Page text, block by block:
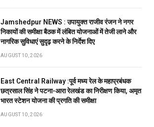
Jamshedpur NEWS : उपायुक्त राजीव रंजन ने नगर
निकायों की समीक्षा बैठक में लंबित योजनाओं में तेजी लाने और
नागरिक सुविधाएं सुदृढ़ करने के निर्देश दिए
AUGUST 10, 2026
East Central Railway :पूर्व मध्य रेल के महाप्रबंधक
छत्रसाल सिंह ने पटना-आरा रेलखंड का निरीक्षण किया, अमृत
भारत स्टेशन योजना की प्रगति की समीक्षा
AUGUST 10, 2026